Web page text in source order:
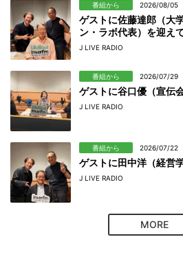
番組から 2026/08/05
ゲストに佐藤達郎（大
ン・ラボ代表）を迎え
J LIVE RADIO
番組から 2026/07/29
ゲストに谷口優（宣伝
J LIVE RADIO
番組から 2026/07/22
ゲストに田中洋（経営
J LIVE RADIO
MORE